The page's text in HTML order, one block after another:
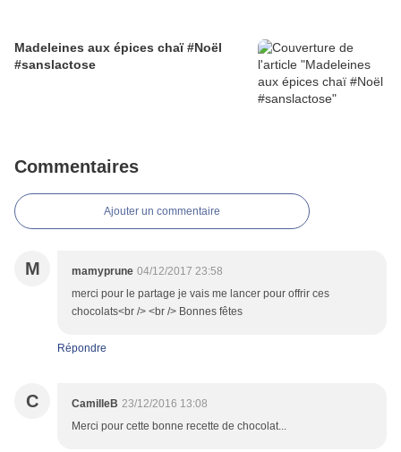
Madeleines aux épices chaï #Noël
#sanslactose
Commentaires
Ajouter un commentaire
M mamyprune 04/12/2017 23:58
merci pour le partage je vais me lancer pour offrir ces
chocolats<br /> <br /> Bonnes fêtes
Répondre
C CamilleB 23/12/2016 13:08
Merci pour cette bonne recette de chocolat...